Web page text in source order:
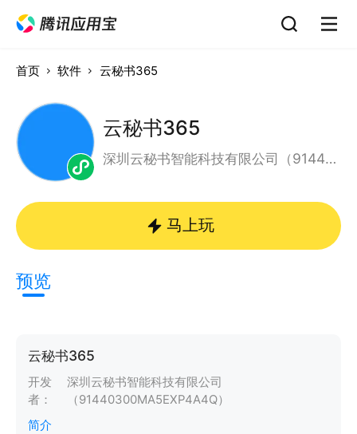
首页 软件 云秘书365
云秘书365
深圳云秘书智能科技有限公司（91440300MA5EXP4A4Q）
马上玩
预览
云秘书365
开发
者：
深圳云秘书智能科技有限公司
（91440300MA5EXP4A4Q）
简介